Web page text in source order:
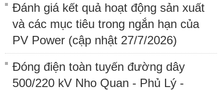
Đánh giá kết quả hoạt động sản xuất
và các mục tiêu trong ngắn hạn của
PV Power (cập nhật 27/7/2026)
Đóng điện toàn tuyến đường dây
500/220 kV Nho Quan - Phủ Lý -